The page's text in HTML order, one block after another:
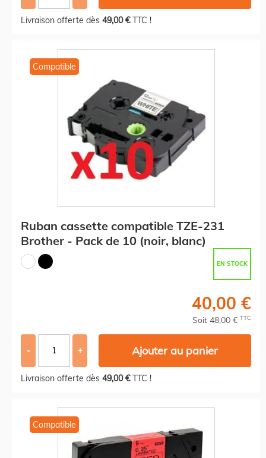
Livraison offerte dès 49,00 €TTC !
Compatible
Ruban cassette compatible TZE-231
Brother - Pack de 10 (noir, blanc)
EN STOCK
40,00 €
Soit 48,00 € TTC
- + Ajouter au panier
Livraison offerte dès 49,00 €TTC !
Compatible